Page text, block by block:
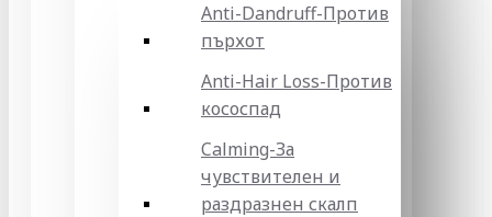
Anti-Dandruff-Против
пърхот
Anti-Hair Loss-Против
кососпад
Calming-За
чувствителен и
раздразнен скалп